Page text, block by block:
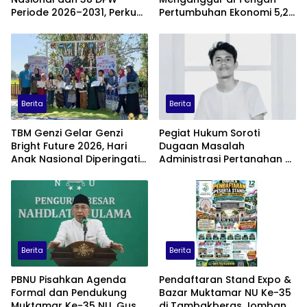
Periode 2026–2031, Perkuat
Publik
Pertumbuhan Ekonomi 5,29
Berita
TBM Genzi Gelar Genzi
Bright Future 2026, Hari
Anak Nasional Diperingati
Tembang Dolanan
Berita
Pegiat Hukum Soroti
Dugaan Masalah
Administrasi Pertanahan di
Luwu Timur
Berita
PBNU Pisahkan Agenda
Formal dan Pendukung
Berita
Pendaftaran Stand Expo &
Bazar Muktamar NU Ke-35